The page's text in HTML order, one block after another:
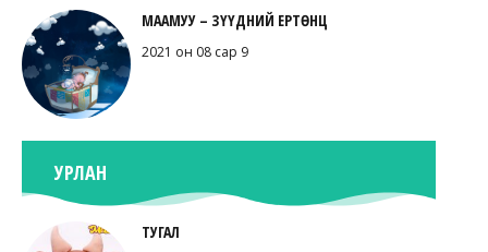
МААМУУ – ЗҮҮДНИЙ ЕРТӨНЦ
2021 он 08 сар 9
УРЛАН
ТУГАЛ